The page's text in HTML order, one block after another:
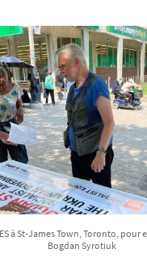
à St-James Town, Toronto, pour
Bogdan Syrotiuk